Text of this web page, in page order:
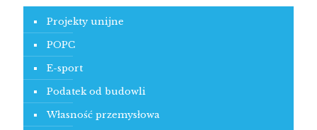
Projekty unijne
POPC
E-sport
Podatek od budowli
Własność przemysłowa